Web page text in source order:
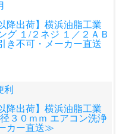
降出荷】横浜油脂工業
グ １/２ネジ １／２ＡＢ
き不可・メーカー直送
利
降出荷】横浜油脂工業
３０ｍｍ エアコン洗浄
カー直送≫